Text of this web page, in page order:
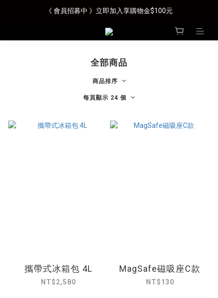
《 會員招募中 》立即加入享購物金$100元
全部商品
商品排序
每頁顯示 24 個
攜帶式冰箱包 4L
NT$2,580
MagSafe磁吸座C款
NT$130